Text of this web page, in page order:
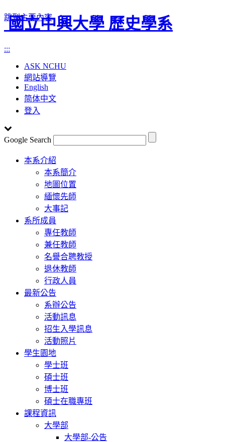
跳到主要內容
國立中興大學 歷史學系
:::
ASK NCHU
網站導覽
English
简体中文
登入
Google Search
Toggle
navigation
本系介紹
本系簡介
地圖位置
緬懷先師
大事記
系所成員
專任教師
兼任教師
名譽合聘教授
退休教師
行政人員
最新公告
系辦公告
活動訊息
招生入學訊息
活動照片
學生園地
學士班
碩士班
博士班
碩士在職專班
課程資訊
大學部
大學部-公告